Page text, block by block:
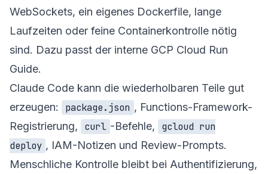
WebSockets, ein eigenes Dockerfile, lange
Laufzeiten oder feine Containerkontrolle nötig
sind. Dazu passt der interne GCP Cloud Run
Guide.
Claude Code kann die wiederholbaren Teile gut
erzeugen:
package.json , Functions-Framework-
Registrierung,
curl -Befehle,
gcloud run
deploy , IAM-Notizen und Review-Prompts.
Menschliche Kontrolle bleibt bei Authentifizierung,